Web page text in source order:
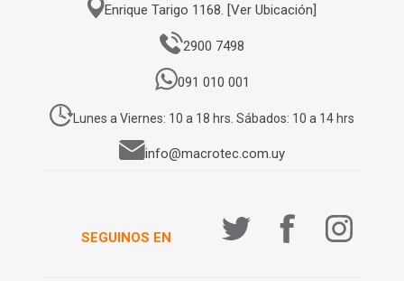
Enrique Tarigo 1168. [Ver Ubicación]
2900 7498
091 010 001
Lunes a Viernes: 10 a 18 hrs. Sábados: 10 a 14 hrs
info@macrotec.com.uy
SEGUINOS EN